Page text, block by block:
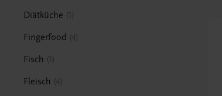
Diätküche 1
Fingerfood 4
Fisch 1
Fleisch 4